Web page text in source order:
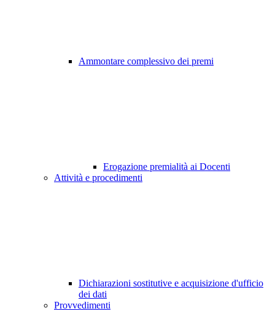
Ammontare complessivo dei premi
Erogazione premialità ai Docenti
Attività e procedimenti
Dichiarazioni sostitutive e acquisizione d'ufficio
dei dati
Provvedimenti